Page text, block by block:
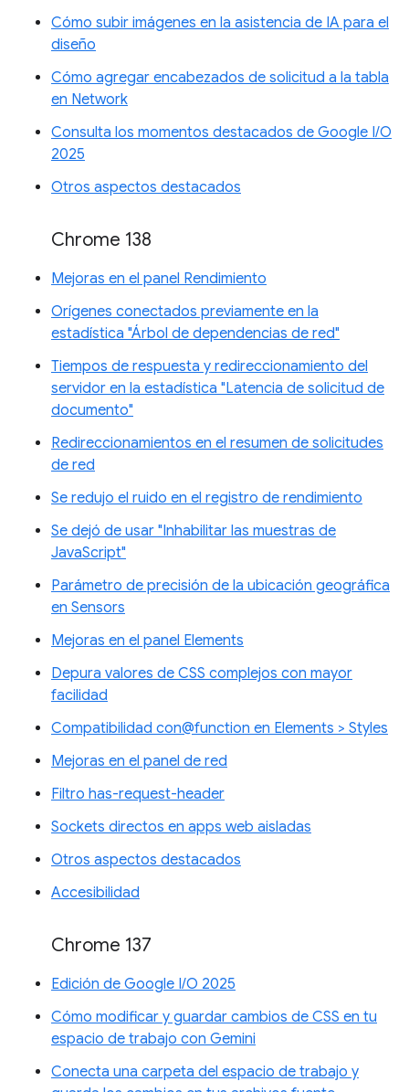
Cómo subir imágenes en la asistencia de IA para el
diseño
Cómo agregar encabezados de solicitud a la tabla
en Network
Consulta los momentos destacados de Google I/O
2025
Otros aspectos destacados
Chrome 138
Mejoras en el panel Rendimiento
Orígenes conectados previamente en la
estadística "Árbol de dependencias de red"
Tiempos de respuesta y redireccionamiento del
servidor en la estadística "Latencia de solicitud de
documento"
Redireccionamientos en el resumen de solicitudes
de red
Se redujo el ruido en el registro de rendimiento
Se dejó de usar "Inhabilitar las muestras de
JavaScript"
Parámetro de precisión de la ubicación geográfica
en Sensors
Mejoras en el panel Elements
Depura valores de CSS complejos con mayor
facilidad
Compatibilidad con@function en Elements > Styles
Mejoras en el panel de red
Filtro has-request-header
Sockets directos en apps web aisladas
Otros aspectos destacados
Accesibilidad
Chrome 137
Edición de Google I/O 2025
Cómo modificar y guardar cambios de CSS en tu
espacio de trabajo con Gemini
Conecta una carpeta del espacio de trabajo y